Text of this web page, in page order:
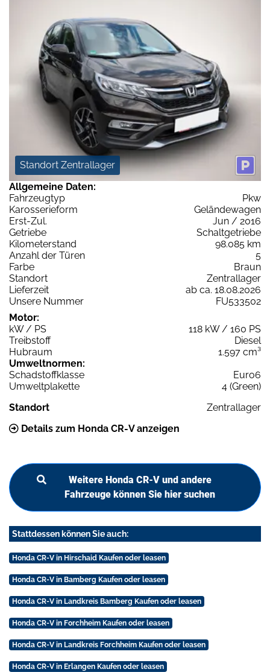
Standort Zentrallager
Allgemeine Daten:
Fahrzeugtyp
Pkw
Karosserieform
Geländewagen
Erst-Zul.
Jun / 2016
Getriebe
Schaltgetriebe
Kilometerstand
98.085 km
Anzahl der Türen
5
Farbe
Braun
Standort
Zentrallager
Lieferzeit
ab ca. 18.08.2026
Unsere Nummer
FU533502
Motor:
kW / PS
118 kW / 160 PS
Treibstoff
Diesel
Hubraum
1.597 cm³
Umweltnormen:
Schadstoffklasse
Euro6
Umweltplakette
4 (Green)
Standort
Zentrallager
Details zum Honda CR-V anzeigen
Weitere Honda CR-V und andere
Fahrzeuge können Sie hier suchen
Stattdessen können Sie auch:
Honda CR-V in Hirschaid Kaufen oder leasen
Honda CR-V in Bamberg Kaufen oder leasen
Honda CR-V in Landkreis Bamberg Kaufen oder leasen
Honda CR-V in Forchheim Kaufen oder leasen
Honda CR-V in Landkreis Forchheim Kaufen oder leasen
Honda CR-V in Erlangen Kaufen oder leasen